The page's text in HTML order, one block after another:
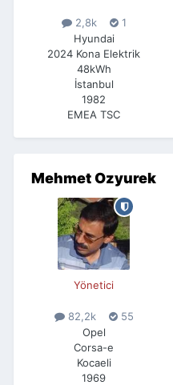
2,8k
1
Hyundai
2024 Kona Elektrik
48kWh
İstanbul
1982
EMEA TSC
Mehmet Ozyurek
Yönetici
82,2k
55
Opel
Corsa-e
Kocaeli
1969